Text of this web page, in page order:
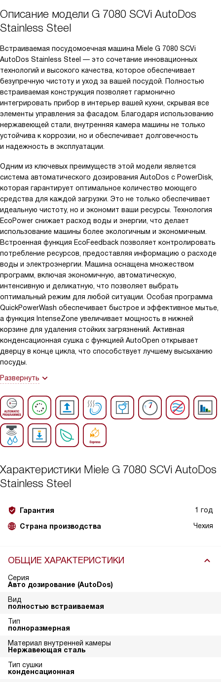
Описание модели G 7080 SCVi AutoDos
Stainless Steel
Встраиваемая посудомоечная машина Miele G 7080 SCVi
AutoDos Stainless Steel — это сочетание инновационных
технологий и высокого качества, которое обеспечивает
безупречную чистоту и уход за вашей посудой. Полностью
встраиваемая конструкция позволяет гармонично
интегрировать прибор в интерьер вашей кухни, скрывая все
элементы управления за фасадом. Благодаря использованию
нержавеющей стали, внутренняя камера машины не только
устойчива к коррозии, но и обеспечивает долговечность
и надежность в эксплуатации.
Одним из ключевых преимуществ этой модели является
система автоматического дозирования AutoDos с PowerDisk,
которая гарантирует оптимальное количество моющего
средства для каждой загрузки. Это не только обеспечивает
идеальную чистоту, но и экономит ваши ресурсы. Технология
EcoPower снижает расход воды и энергии, что делает
использование машины более экологичным и экономичным.
Встроенная функция EcoFeedback позволяет контролировать
потребление ресурсов, предоставляя информацию о расходе
воды и электроэнергии. Машина оснащена множеством
программ, включая экономичную, автоматическую,
интенсивную и деликатную, что позволяет выбрать
оптимальный режим для любой ситуации. Особая программа
QuickPowerWash обеспечивает быстрое и эффективное мытье,
а функция IntenseZone увеличивает мощность в нижней
корзине для удаления стойких загрязнений. Активная
конденсационная сушка с функцией AutoOpen открывает
дверцу в конце цикла, что способствует лучшему высыханию
посуды.
Развернуть
Характеристики Miele G 7080 SCVi AutoDos
Stainless Steel
Гарантия 1 год
Страна производства Чехия
ОБЩИЕ ХАРАКТЕРИСТИКИ
Серия
Авто дозирование (AutoDos)
Вид
полностью встраиваемая
Тип
полноразмерная
Материал внутренней камеры
Нержавеющая сталь
Тип сушки
конденсационная